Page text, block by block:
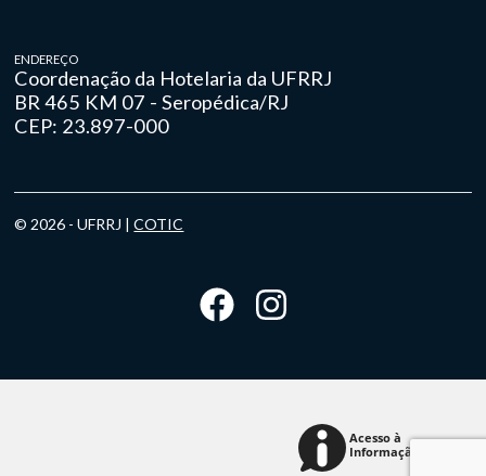
ENDEREÇO
Coordenação da Hotelaria da UFRRJ
BR 465 KM 07 - Seropédica/RJ
CEP: 23.897-000
© 2026 - UFRRJ |COTIC